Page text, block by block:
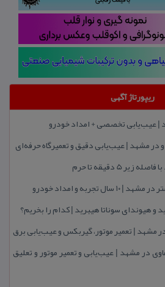
ریپورتاژ آگهی
| عیب‌یابی تخصصی + امداد خودرو
در مشهد | عیب‌یابی دقیق و تعمیرگاه حرفه‌ای
5 دقیقه تا حرم
و امداد خودرو
و هیوندای سوناتا هیبرید | كدام را بخریم؟
در مشهد | عیب‌یابی و تعمیر موتور و تعلیق